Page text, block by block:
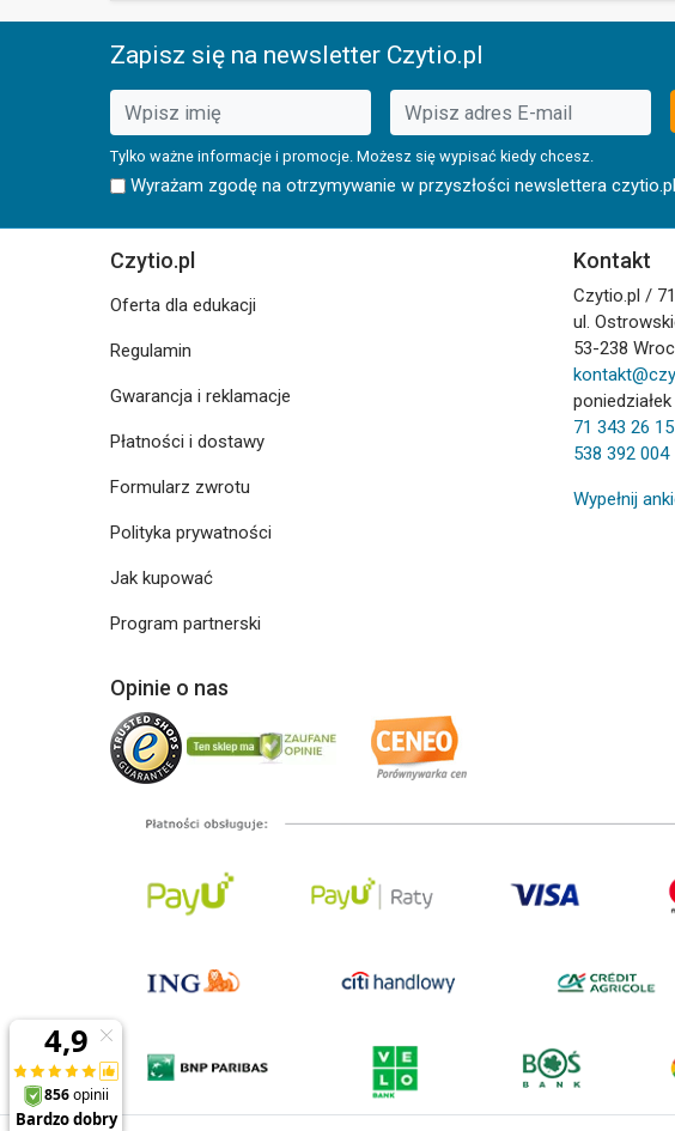
Zapisz się na newsletter Czytio.pl
Tylko ważne informacje i promocje. Możesz się wypisać kiedy chcesz.
Wyrażam zgodę na otrzymywanie w przyszłości newslettera
Czytio.pl
Oferta dla edukacji
Regulamin
Gwarancja i reklamacje
Płatności i dostawy
Formularz zwrotu
Polityka prywatności
Jak kupować
Program partnerski
Kontakt
Czytio.pl /
ul.
53-238
71 343 26 15
538 392 004
Wypełnij
Opinie o nas